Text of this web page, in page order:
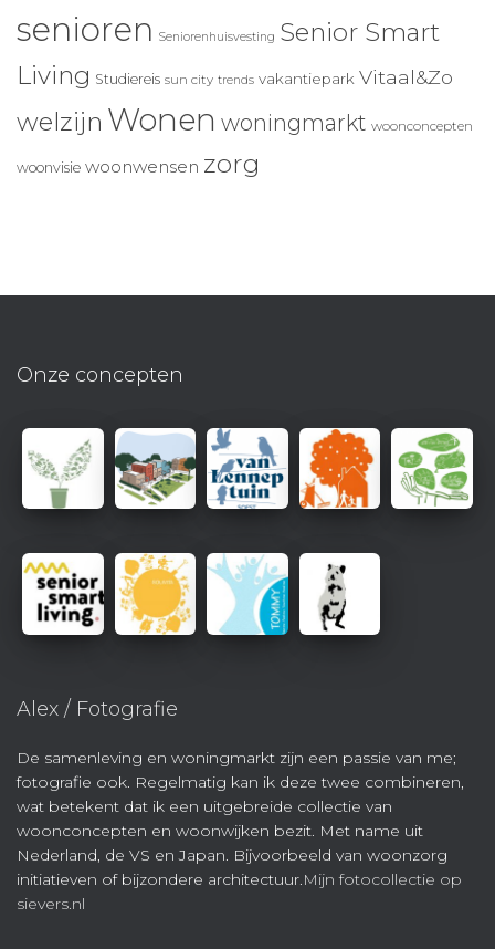
senioren Seniorenhuisvesting Senior Smart
Living Studiereis sun city trends vakantiepark Vitaal&Zo
welzijn Wonen woningmarkt woonconcepten
woonvisie woonwensen zorg
Onze concepten
Alex / Fotografie
De samenleving en woningmarkt zijn een passie van me;
fotografie ook. Regelmatig kan ik deze twee combineren,
wat betekent dat ik een uitgebreide collectie van
woonconcepten en woonwijken bezit. Met name uit
Nederland, de VS en Japan. Bijvoorbeeld van woonzorg
initiatieven of bijzondere architectuur.Mijn fotocollectie op
sievers.nl